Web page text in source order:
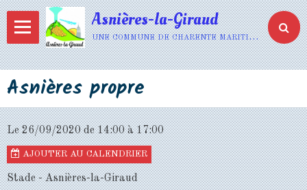
Asnières-la-Giraud
une commune de charente maritime
Asnières propre
Le 26/09/2020 de 14:00 à 17:00
AJOUTER AU CALENDRIER
Stade - Asnières-la-Giraud